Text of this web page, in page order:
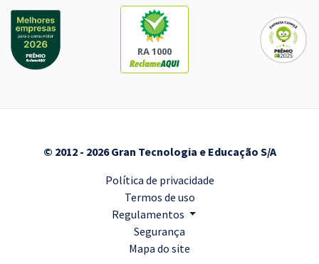
RA 1000
© 2012 - 2026 Gran Tecnologia e Educação S/A
Política de privacidade
Termos de uso
Regulamentos
Segurança
Mapa do site